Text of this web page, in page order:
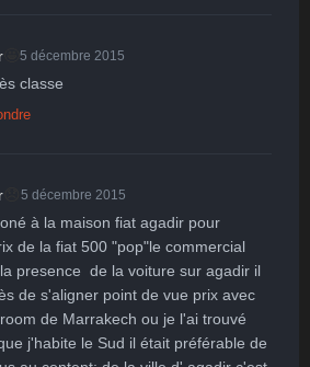
5 décembre 2015
classe
5 décembre 2015
à la maison fiat agadir pour
de la fiat 500 "pop"le commercial
presence  de la voiture sur agadir il
de s'aligner point de vue prix avec
de Marrakech ou je l'ai trouvé
j'habite le Sud il était préférable de